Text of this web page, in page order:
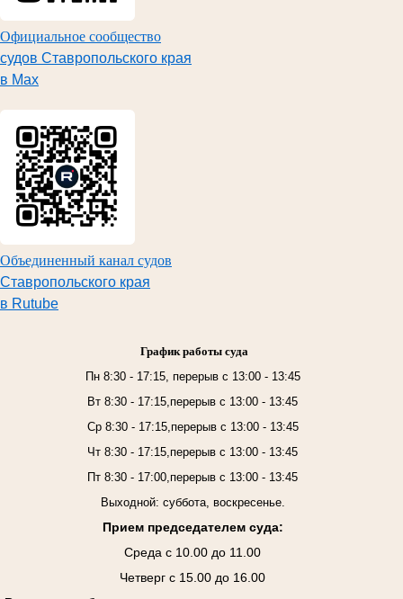
Официальное сообщество
судов Ставропольского края
в Max
Объединенный канал судов
Ставропольского края
в Rutube
График работы суда
Пн 8:30 - 17:15, перерыв с 13:00 - 13:45
Вт 8:30 - 17:15,перерыв с 13:00 - 13:45
Ср 8:30 - 17:15,перерыв с 13:00 - 13:45
Чт 8:30 - 17:15,перерыв с 13:00 - 13:45
Пт 8:30 - 17:00,перерыв с 13:00 - 13:45
Выходной: суббота, воскресенье.
Прием председателем суда:
Среда с 10.00 до 11.00
Четверг с 15.00 до 16.00